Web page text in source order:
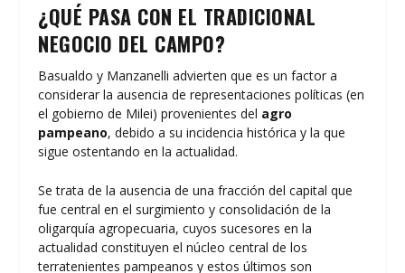
¿QUÉ PASA CON EL TRADICIONAL
NEGOCIO DEL CAMPO?
Basualdo y Manzanelli advierten que es un factor a
considerar la ausencia de representaciones políticas (en
el gobierno de Milei) provenientes del agro
pampeano, debido a su incidencia histórica y la que
sigue ostentando en la actualidad.
Se trata de la ausencia de una fracción del capital que
fue central en el surgimiento y consolidación de la
oligarquía agropecuaria, cuyos sucesores en la
actualidad constituyen el núcleo central de los
terratenientes pampeanos y estos últimos son